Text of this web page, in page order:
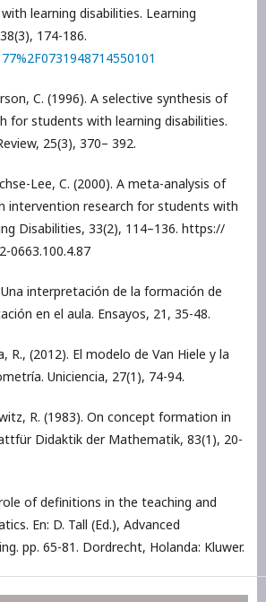
learning disabilities. Learning
174-186.
C. (1996). A selective synthesis of
for students with learning disabilities.
25(3), 370– 392.
Lee, C. (2000). A meta-analysis of
intervention research for students with
Disabilities, 33(2), 114–136. https://
0663.100.4.87
Una interpretación de la formación de
en el aula. Ensayos, 21, 35-48.
R., (2012). El modelo de Van Hiele y la
Uniciencia, 27(1), 74-94.
R. (1983). On concept formation in
Didaktik der Mathematik, 83(1), 20-
of definitions in the teaching and
En: D. Tall (Ed.), Advanced
pp. 65-81. Dordrecht, Holanda: Kluwer.